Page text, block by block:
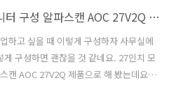
27인치 모니터 듀얼모니터 구성 알파스캔 AOC 27V2Q 후기
하고 싶을 때 이렇게 구성하자 사무실에
게 구성하면 괜찮을 것 같네요. 27인치 모
캔 AOC 27V2Q 제품으로 해 봤는데요.
여서 일체감이 좋았는데요. 27인치 모